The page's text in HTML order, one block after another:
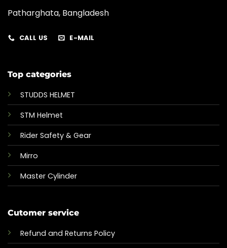
Patharghata, Bangladesh
CALL US E-MAIL
Top categories
STUDDS HELMET
STM Helmet
Rider Safety & Gear
Mirro
Master Cylinder
Cutomer service
Refund and Returns Policy